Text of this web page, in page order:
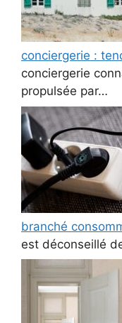
conciergerie :
conciergerie
propulsée par…
branché
est déconseillé